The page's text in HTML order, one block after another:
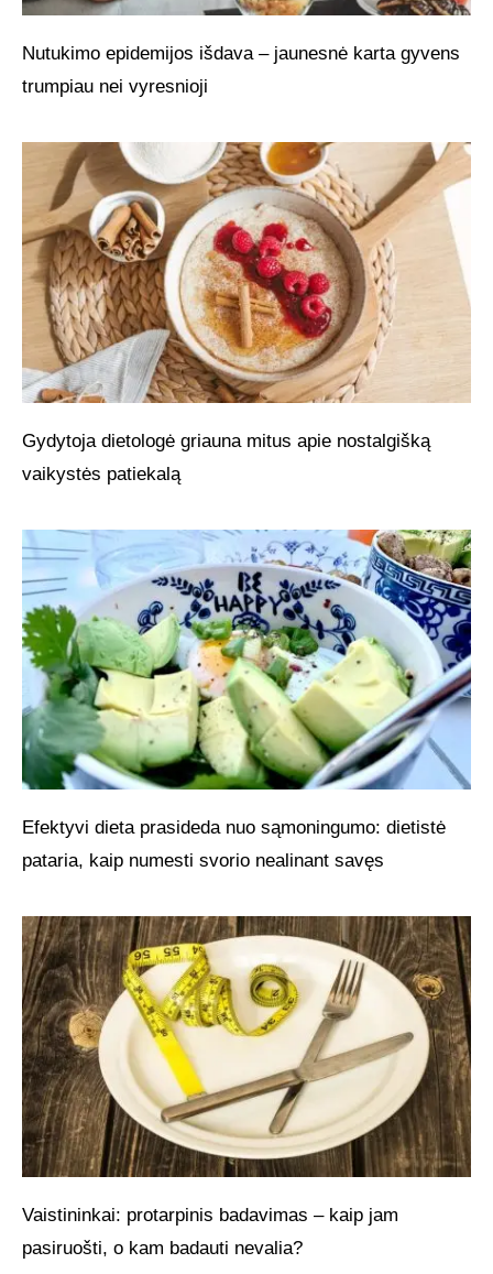
Nutukimo epidemijos išdava – jaunesnė karta gyvens
trumpiau nei vyresnioji
Gydytoja dietologė griauna mitus apie nostalgišką
vaikystės patiekalą
Efektyvi dieta prasideda nuo sąmoningumo: dietistė
pataria, kaip numesti svorio nealinant savęs
Vaistininkai: protarpinis badavimas – kaip jam
pasiruošti, o kam badauti nevalia?